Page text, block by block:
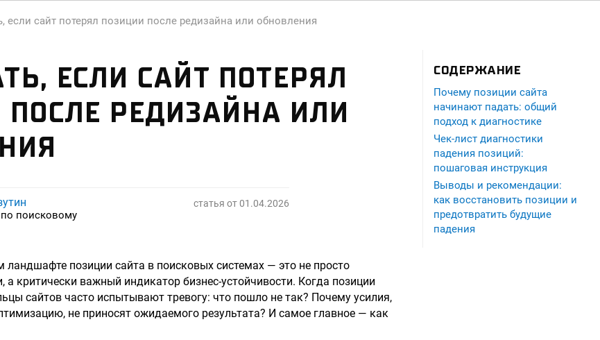
если сайт потерял позиции после редизайна или обновления
ЕСЛИ САЙТ ПОТЕРЯЛ
ПОСЛЕ РЕДИЗАЙНА ИЛИ
статья от01.04.2026
поисковому
позиции сайта в поисковых системах — это не просто
а критически важный индикатор бизнес-устойчивости. Когда позиции
сайтов часто испытывают тревогу: что пошло не так? Почему усилия,
не приносят ожидаемого результата? И самое главное — как
СОДЕРЖАНИЕ
Почему позиции сайта
начинают падать: общий
подход к диагностике
Чек-лист диагностики
падения позиций:
пошаговая инструкция
Выводы и рекомендации:
как восстановить позиции и
предотвратить будущие
падения